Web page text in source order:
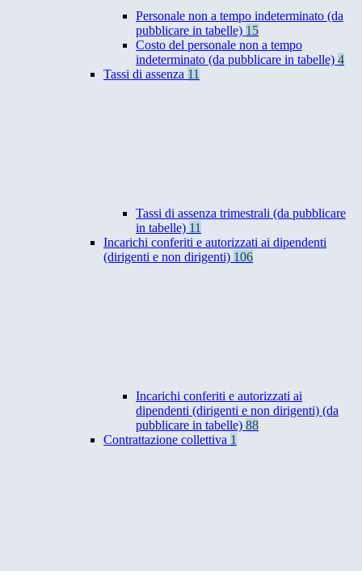
Personale non a tempo indeterminato (da
pubblicare in tabelle) 15
Costo del personale non a tempo
indeterminato (da pubblicare in tabelle) 4
Tassi di assenza 11
Tassi di assenza trimestrali (da pubblicare
in tabelle) 11
Incarichi conferiti e autorizzati ai dipendenti
(dirigenti e non dirigenti) 106
Incarichi conferiti e autorizzati ai
dipendenti (dirigenti e non dirigenti) (da
pubblicare in tabelle) 88
Contrattazione collettiva 1